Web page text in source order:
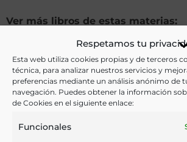
Respetamos tu
Esta web utiliza cookies propias y de terceros
técnica, para analizar nuestros servicios y
preferencias mediante un análisis anónimo de
navegación. Puedes obtener la información
de Cookies en el siguiente enlace:
Funcionales
Ver más libros de estas materias:
Bebidas,Dietética y
Medicina,Profesiones
Ver más libros con las palabras
Crianza, Leche